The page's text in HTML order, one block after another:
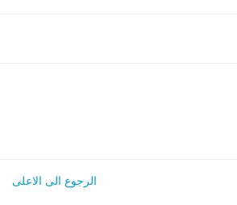
الرجوع الى الاعلى